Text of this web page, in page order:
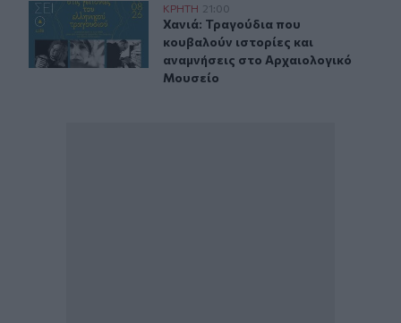
Χανιά: Τραγούδια που κουβαλούν ιστορίες και
ΚΡΗΤΗ 21:00
Χανιά: Τραγούδια που κουβαλούν
Χανιά: Τραγούδια που
κουβαλούν ιστορίες και
αναμνήσεις στο Αρχαιολογικό
Μουσείο